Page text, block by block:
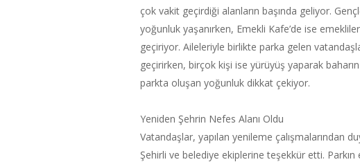
çok vakit geçirdiği alanların başında geliyor.
yoğunluk yaşanırken, Emekli Kafe’de ise
geçiriyor. Aileleriyle birlikte parka gelen
geçirirken, birçok kişi ise yürüyüş yaparak
parkta oluşan yoğunluk dikkat çekiyor.
Yeniden Şehrin Nefes Alanı Oldu
Vatandaşlar, yapılan yenileme çalışmalarından
Şehirli ve belediye ekiplerine teşekkür etti.